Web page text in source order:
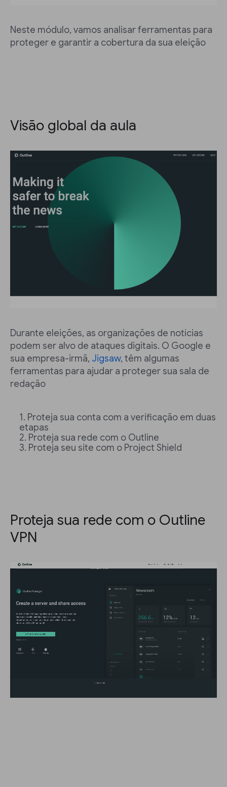
Neste módulo, vamos analisar ferramentas para
proteger e garantir a cobertura da sua eleição
Visão global da aula
Durante eleições, as organizações de notícias
podem ser alvo de ataques digitais. O Google e
sua empresa-irmã, Jigsaw, têm algumas
ferramentas para ajudar a proteger sua sala de
redação
Proteja sua conta com a verificação em duas
etapas
Proteja sua rede com o Outline
Proteja seu site com o Project Shield
Proteja sua rede com o Outline
VPN